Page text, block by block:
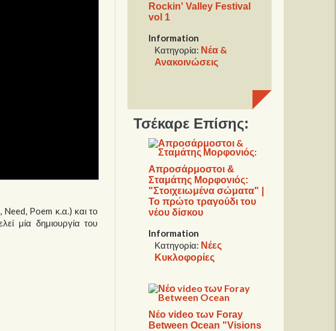
Poem κ.α.) και το
μία δημιουργία του
Rockin' Valley Festival
vol 1
Information
Κατηγορία: Νέα &
Ανακοινώσεις
Τσέκαρε Επίσης:
Απροσάρμοστοι &
Σταμάτης Μορφονιός:
"Στοιχειωμένα σώματα" |
Το πρώτο τραγούδι του
νέου δίσκου
Information
Κατηγορία: Νέες
Κυκλοφορίες
Νέο video των Foray
Between Ocean "Visions